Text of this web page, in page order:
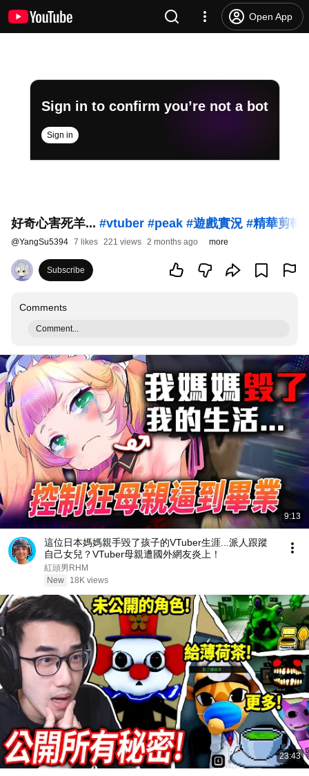
Open App
Sign in to confirm you’re not a bot
Sign in
好奇心害死羊... #vtuber #peak #遊戲實況 #精華剪輯
@YangSu5394 7 likes 221 views 2 months ago more
Subscribe
Comments
Comment...
9:13
這位日本媽媽親手毀了孩子的VTuber生涯...派人跟蹤
自己女兒？VTuber母親遭國外網友炎上！
紅頭男RHM
New
18K views
23:43